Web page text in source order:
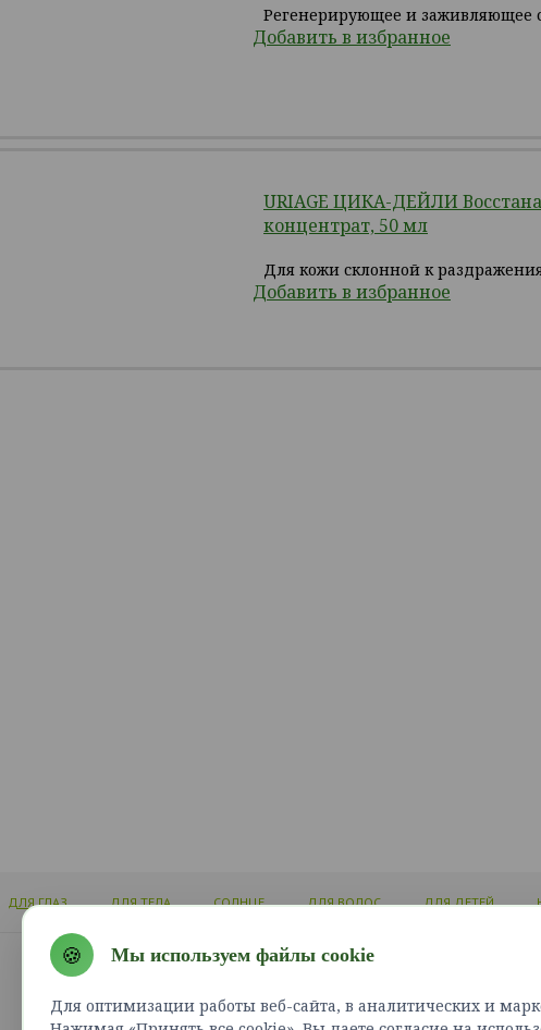
Регенерирующее и заживляющее
Добавить в избранное
URIAGE ЦИКА-ДЕЙЛИ
концентрат, 50 мл
Для кожи склонной к
Добавить в избранное
ДЛЯ ГЛАЗ ДЛЯ ТЕЛА СОЛНЦЕ ДЛЯ ВОЛОС ДЛЯ ДЕТЕЙ
Войти
Доставка и оплата
🍪 Мы используем файлы cookie
Для оптимизации работы веб-сайта, в аналитических и